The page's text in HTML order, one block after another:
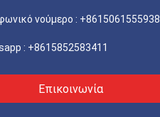
νούμερο : +8615061555938
: +8615852583411
Επικοινωνία